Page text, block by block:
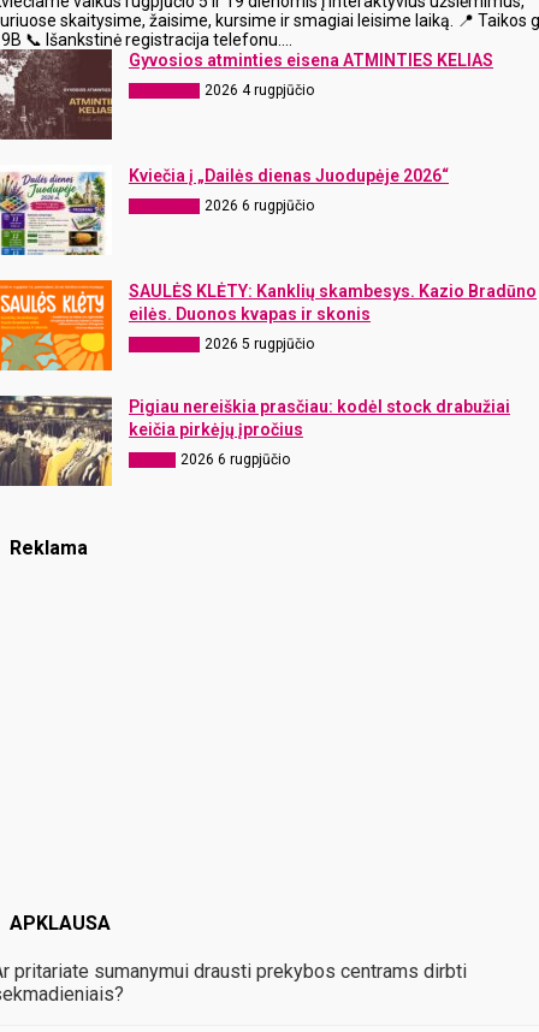
skaitysime, žaisime, kursime ir smagiai leisime laiką. 📍 Taikos
📞 Išankstinė registracija telefonu....
Gyvosios atminties eisena ATMINTIES KELIAS
2026 4 rugpjūčio
Kviečia į „Dailės dienas Juodupėje 2026“
2026 6 rugpjūčio
SAULĖS KLĖTY: Kanklių skambesys. Kazio Bradūno
eilės. Duonos kvapas ir skonis
2026 5 rugpjūčio
Pigiau nereiškia prasčiau: kodėl stock drabužiai
keičia pirkėjų įpročius
2026 6 rugpjūčio
Reklama
APKLAUSA
pritariate sumanymui drausti prekybos centrams dirbti